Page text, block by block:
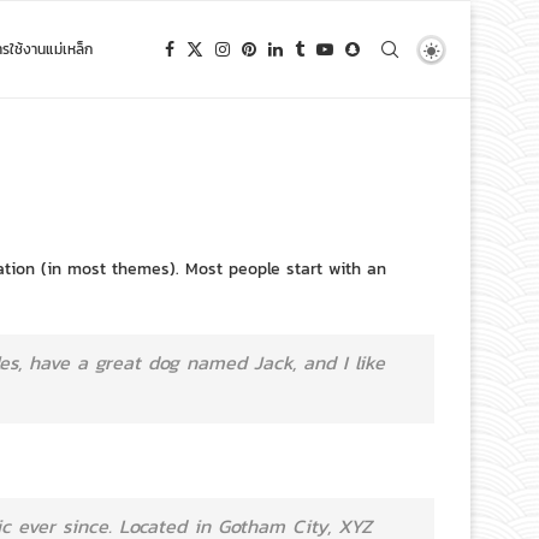
ใช้งานแม่เหล็ก
(in most themes). Most people start with an
have a great dog named Jack, and I like
since. Located in Gotham City, XYZ